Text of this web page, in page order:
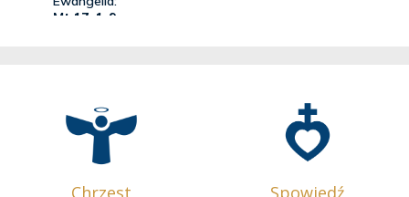
Chrzest Spowiedź